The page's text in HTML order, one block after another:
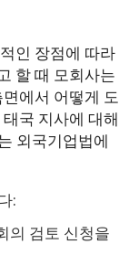
인 장점에 따라
할 때 모회사는
에서 어떻게 도
국 지사에 대해
외국기업법에
:
의 검토 신청을